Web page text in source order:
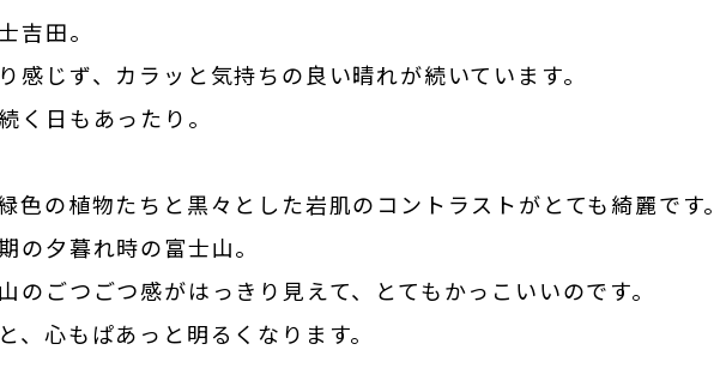
吉田。
感じず、カラッと気持ちの良い晴れが続いています。
日もあったり。
色の植物たちと黒々とした岩肌のコントラストがとても綺麗です。
の夕暮れ時の富士山。
のごつごつ感がはっきり見えて、とてもかっこいいのです。
、心もぱあっと明るくなります。